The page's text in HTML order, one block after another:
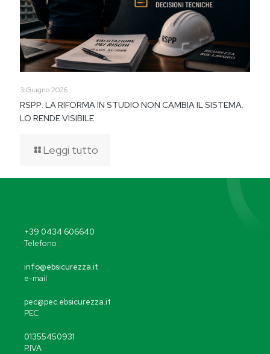
3 Giugno 2026
RSPP: LA RIFORMA IN STUDIO NON CAMBIA IL SISTEMA.
LO RENDE VISIBILE
Leggi tutto
+39 0434 606640
Telefono
info@ebsicurezza.it
e-mail
pec@pec.ebsicurezza.it
PEC
01355450931
P.IVA